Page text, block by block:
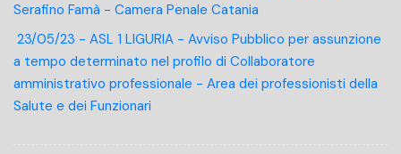
Serafino Famà - Camera Penale Catania
23/05/23 - ASL 1 LIGURIA - Avviso Pubblico per assunzione
a tempo determinato nel profilo di Collaboratore
amministrativo professionale - Area dei professionisti della
Salute e dei Funzionari